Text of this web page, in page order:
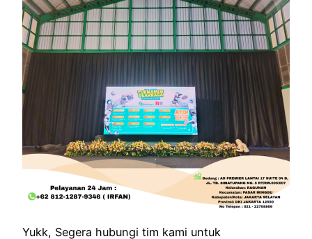
Yukk, Segera hubungi tim kami untuk